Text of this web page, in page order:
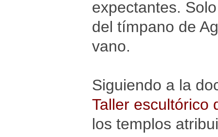
expectantes.
del tímpano de
vano.
Siguiendo a la
Taller escultórico
los templos